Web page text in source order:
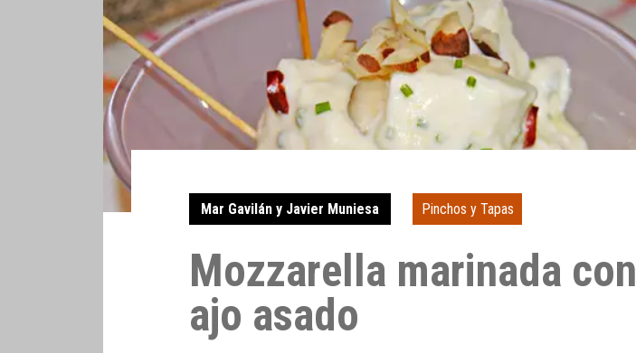
Mar Gavilán y Javier Muniesa Pinchos y Tapas
Mozzarella marinada con
ajo asado